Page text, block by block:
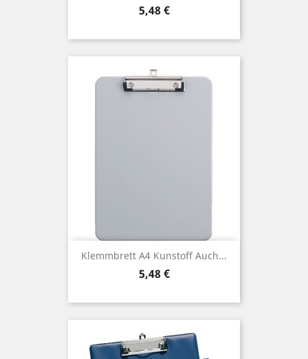
Preis
5,48 €
Klemmbrett A4 Kunstoff Auch...
Preis
5,48 €